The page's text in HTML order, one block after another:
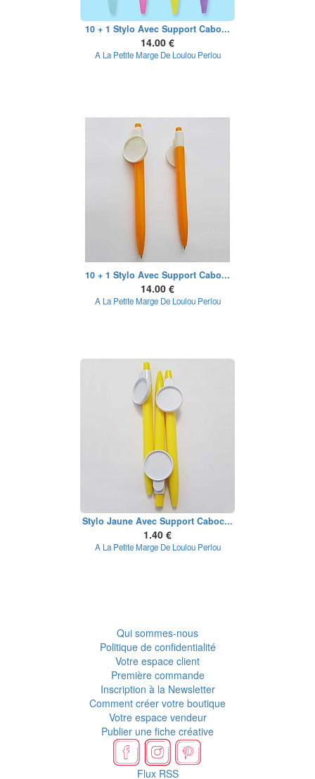
10 + 1 Stylo Avec Support Cabo...
14.00 €
A La Petite Marge De Loulou Perlou
10 + 1 Stylo Avec Support Cabo...
14.00 €
A La Petite Marge De Loulou Perlou
Stylo Jaune Avec Support Caboc...
1.40 €
A La Petite Marge De Loulou Perlou
Qui sommes-nous
Politique de confidentialité
Votre espace client
Première commande
Inscription à la Newsletter
Comment créer votre boutique
Votre espace vendeur
Publier une fiche créative
Flux RSS